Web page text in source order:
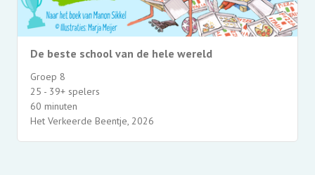
De beste school van de hele wereld
Groep 8
25 - 39+ spelers
60 minuten
Het Verkeerde Beentje, 2026